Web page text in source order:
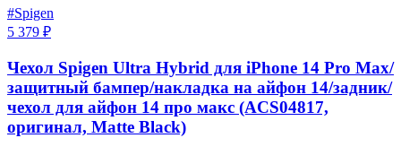
#Spigen
5 379 ₽
Чехол Spigen Ultra Hybrid для iPhone 14 Pro Max/
защитный бампер/накладка на айфон 14/задник/
чехол для айфон 14 про макс (ACS04817,
оригинал, Matte Black)